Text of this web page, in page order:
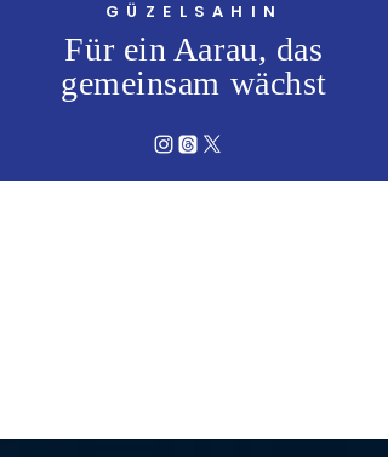
GÜZELSAHIN
Für ein Aarau, das
gemeinsam wächst